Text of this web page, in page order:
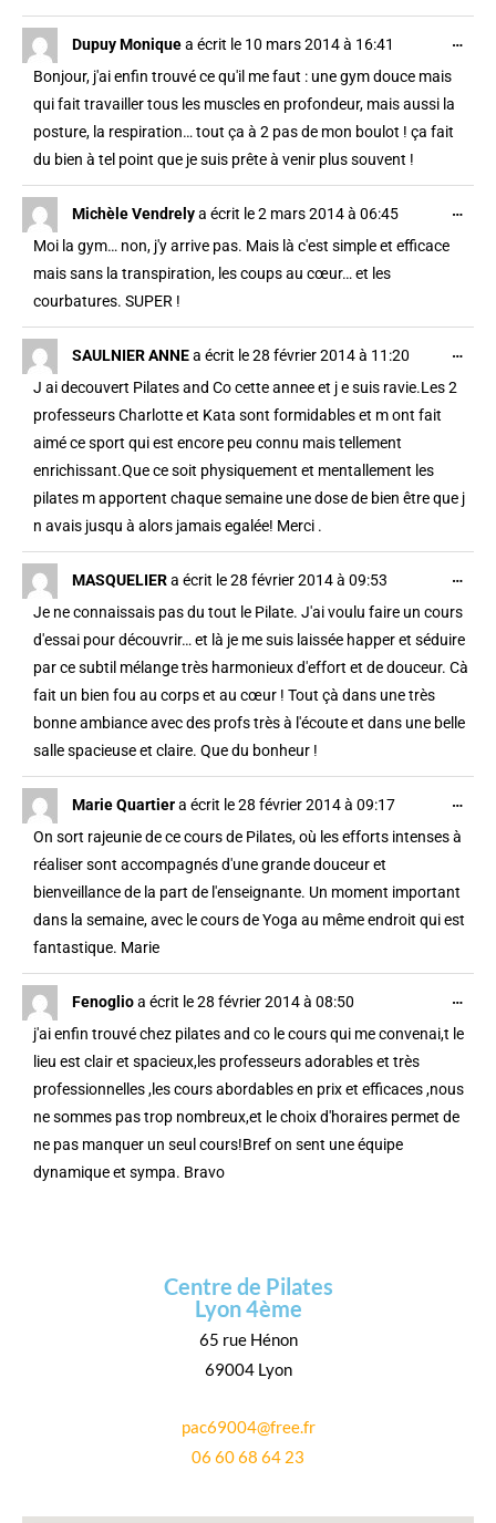
Dupuy Moniquea écrit le 10 mars 2014à 16:41
Bonjour, j'ai enfin trouvé ce qu'il me faut : une gym douce mais
qui fait travailler tous les muscles en profondeur, mais aussi la
posture, la respiration… tout ça à 2 pas de mon boulot ! ça fait
du bien à tel point que je suis prête à venir plus souvent !
…
Michèle Vendrelya écrit le2 mars 2014à 06:45
Moi la gym… non, j'y arrive pas. Mais là c'est simple et efficace
mais sans la transpiration, les coups au cœur… et les
courbatures. SUPER !
…
SAULNIER ANNEa écrit le28 février 2014à 11:20
J ai decouvert Pilates and Co cette annee et j e suis ravie.Les 2
professeurs Charlotte et Kata sont formidables et m ont fait
aimé ce sport qui est encore peu connu mais tellement
enrichissant.Que ce soit physiquement et mentallement les
pilates m apportent chaque semaine une dose de bien être que j
n avais jusqu à alors jamais egalée! Merci .
…
MASQUELIERa écrit le28 février 2014à 09:53
Je ne connaissais pas du tout le Pilate. J'ai voulu faire un cours
d'essai pour découvrir… et là je me suis laissée happer et séduire
par ce subtil mélange très harmonieux d'effort et de douceur. Cà
fait un bien fou au corps et au cœur ! Tout çà dans une très
bonne ambiance avec des profs très à l'écoute et dans une belle
salle spacieuse et claire. Que du bonheur !
…
Marie Quartiera écrit le28 février 2014à 09:17
On sort rajeunie de ce cours de Pilates, où les efforts intenses à
réaliser sont accompagnés d'une grande douceur et
bienveillance de la part de l'enseignante. Un moment important
dans la semaine, avec le cours de Yoga au même endroit qui est
fantastique. Marie
…
Fenoglioa écrit le28 février 2014à 08:50
j'ai enfin trouvé chez pilates and co le cours qui me convenai,t le
lieu est clair et spacieux,les professeurs adorables et très
professionnelles ,les cours abordables en prix et efficaces ,nous
ne sommes pas trop nombreux,et le choix d'horaires permet de
ne pas manquer un seul cours!Bref on sent une équipe
dynamique et sympa. Bravo
…
Centre de Pilates
Lyon 4ème
65 rue Hénon
69004 Lyon
pac69004@free.fr
06 60 68 64 23